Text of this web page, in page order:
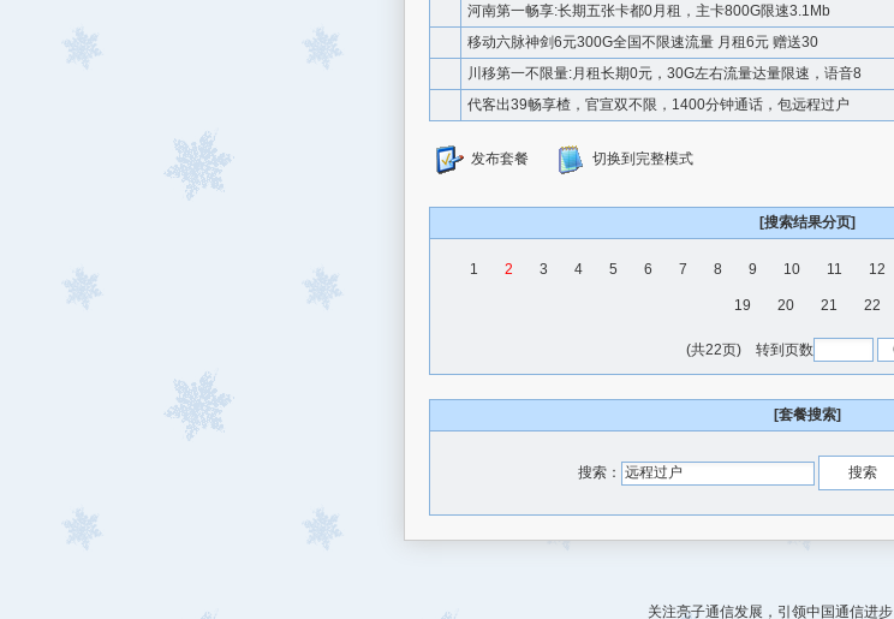
河南第一畅享:长期五张卡都0月租，主卡800G限速3.1Mb
移动六脉神剑6元300G全国不限速流量 月租6元 赠送30
川移第一不限量:月租长期0元，30G左右流量达量限速，语音8
代客出39畅享楂，官宣双不限，1400分钟通话，包远程过户
发布套餐 切换到完整模式
[搜索结果分页]
1 2 3 4 5 6 7 8 9 10 11 12
19 20 21 22
(共22页) 转到页数
[套餐搜索]
搜索：
关注亮子通信发展，引领中国通信进步